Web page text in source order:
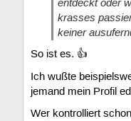
krasses
keiner
So ist es. 👍
Ich wußte
jemand mein Profil
Wer kontrolliert